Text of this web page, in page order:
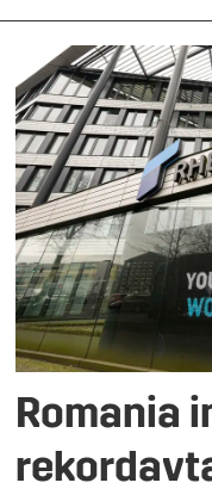
Romania